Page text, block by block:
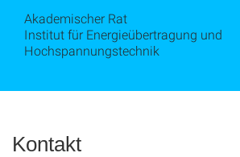
Akademischer Rat
Institut für Energieübertragung und
Hochspannungstechnik
Kontakt